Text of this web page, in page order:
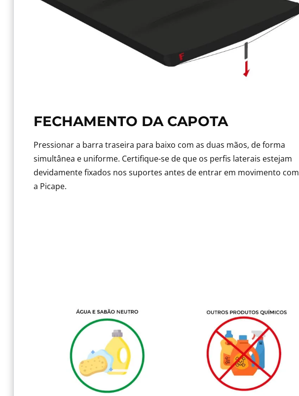
FECHAMENTO DA CAPOTA
Pressionar a barra traseira para baixo com as duas mãos, de forma
simultânea e uniforme. Certifique-se de que os perfis laterais estejam
devidamente fixados nos suportes antes de entrar em movimento com
a Picape.